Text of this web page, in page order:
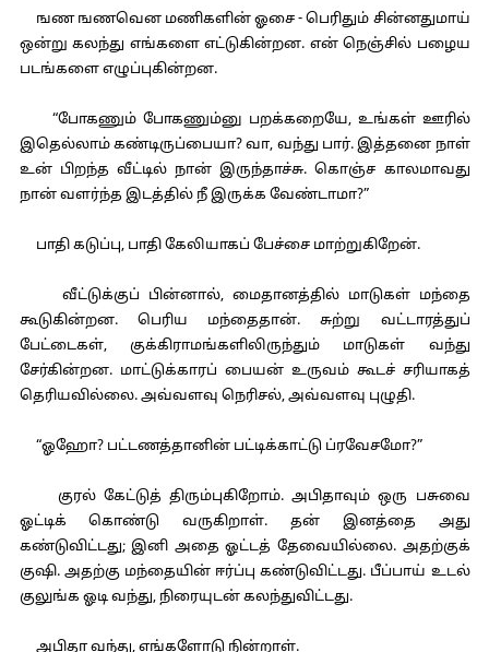
ஙண ஙணவென மணிகளின் ஓசை - பெரிதும் சின்னதுமாய்
ஒன்று கலந்து எங்களை எட்டுகின்றன. என் நெஞ்சில் பழைய
படங்களை எழுப்புகின்றன.
“போகணும் போகணும்னு பறக்கறையே, உங்கள் ஊரில்
இதெல்லாம் கண்டிருப்பையா? வா, வந்து பார். இத்தனை நாள்
உன் பிறந்த வீட்டில் நான் இருந்தாச்சு. கொஞ்ச காலமாவது
நான் வளர்ந்த இடத்தில் நீ இருக்க வேண்டாமா?”
பாதி கடுப்பு, பாதி கேலியாகப் பேச்சை மாற்றுகிறேன்.
வீட்டுக்குப் பின்னால், மைதானத்தில் மாடுகள் மந்தை
கூடுகின்றன. பெரிய மந்தைதான். சுற்று வட்டாரத்துப்
பேட்டைகள், குக்கிராமங்களிலிருந்தும் மாடுகள் வந்து
சேர்கின்றன. மாட்டுக்காரப் பையன் உருவம் கூடச் சரியாகத்
தெரியவில்லை. அவ்வளவு நெரிசல், அவ்வளவு புழுதி.
“ஓஹோ? பட்டணத்தானின் பட்டிக்காட்டு ப்ரவேசமோ?”
குரல் கேட்டுத் திரும்புகிறோம். அபிதாவும் ஒரு பசுவை
ஓட்டிக் கொண்டு வருகிறாள். தன் இனத்தை அது
கண்டுவிட்டது; இனி அதை ஓட்டத் தேவையில்லை. அதற்குக்
குஷி. அதற்கு மந்தையின் ஈர்ப்பு கண்டுவிட்டது. பீப்பாய் உடல்
குலுங்க ஓடி வந்து, நிரையுடன் கலந்துவிட்டது.
அபிதா வந்து, எங்களோடு நின்றாள்.